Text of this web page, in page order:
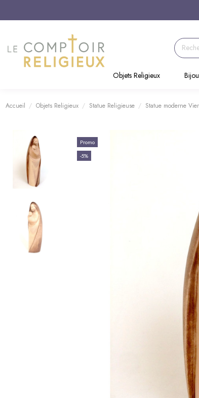
Objets Religieux
Accueil Objets Religieux Statue Religieuse Statue moderne
Promo
-5%